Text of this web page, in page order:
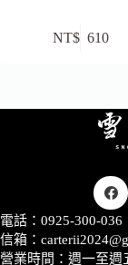
NT$ 610
電話：0925-300-036
信箱：
營業時間：週一至週